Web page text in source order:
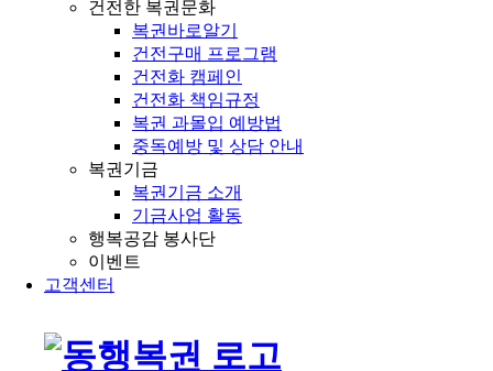
건전한 복권문화
복권바로알기
건전구매 프로그램
건전화 캠페인
건전화 책임규정
복권 과몰입 예방법
중독예방 및 상담 안내
복권기금
복권기금 소개
기금사업 활동
행복공감 봉사단
이벤트
고객센터